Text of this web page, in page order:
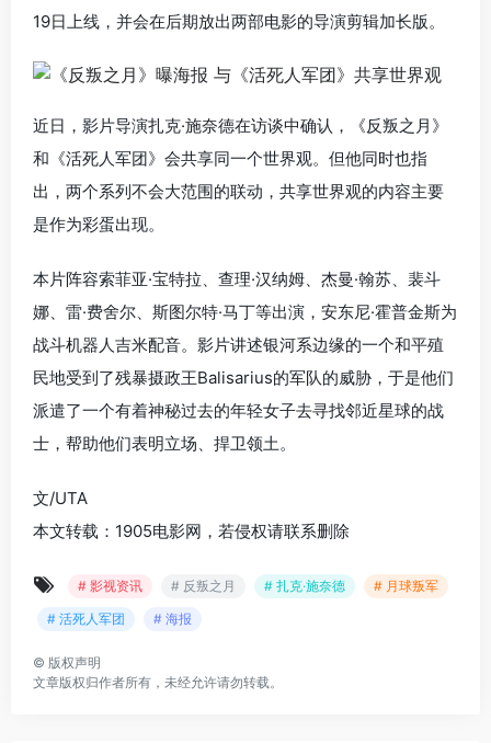
19日上线，并会在后期放出两部电影的导演剪辑加长版。
近日，影片导演扎克·施奈德在访谈中确认，《反叛之月》
和《活死人军团》会共享同一个世界观。但他同时也指
出，两个系列不会大范围的联动，共享世界观的内容主要
是作为彩蛋出现。
本片阵容索菲亚·宝特拉、查理·汉纳姆、杰曼·翰苏、裴斗
娜、雷·费舍尔、斯图尔特·马丁等出演，安东尼·霍普金斯为
战斗机器人吉米配音。影片讲述银河系边缘的一个和平殖
民地受到了残暴摄政王Balisarius的军队的威胁，于是他们
派遣了一个有着神秘过去的年轻女子去寻找邻近星球的战
士，帮助他们表明立场、捍卫领土。
文/UTA
本文转载：1905电影网，若侵权请联系删除
# 影视资讯 # 反叛之月 # 扎克·施奈德
# 月球叛军
# 活死人军团
# 海报
© 版权声明
文章版权归作者所有，未经允许请勿转载。